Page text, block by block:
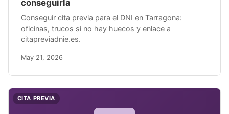
conseguirla
Conseguir cita previa para el DNI en Tarragona:
oficinas, trucos si no hay huecos y enlace a
citapreviadnie.es.
May 21, 2026
CITA PREVIA